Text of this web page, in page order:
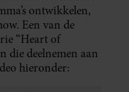
ontwikkelen,
Een van de
“Heart of
die deelnemen aan
hieronder: